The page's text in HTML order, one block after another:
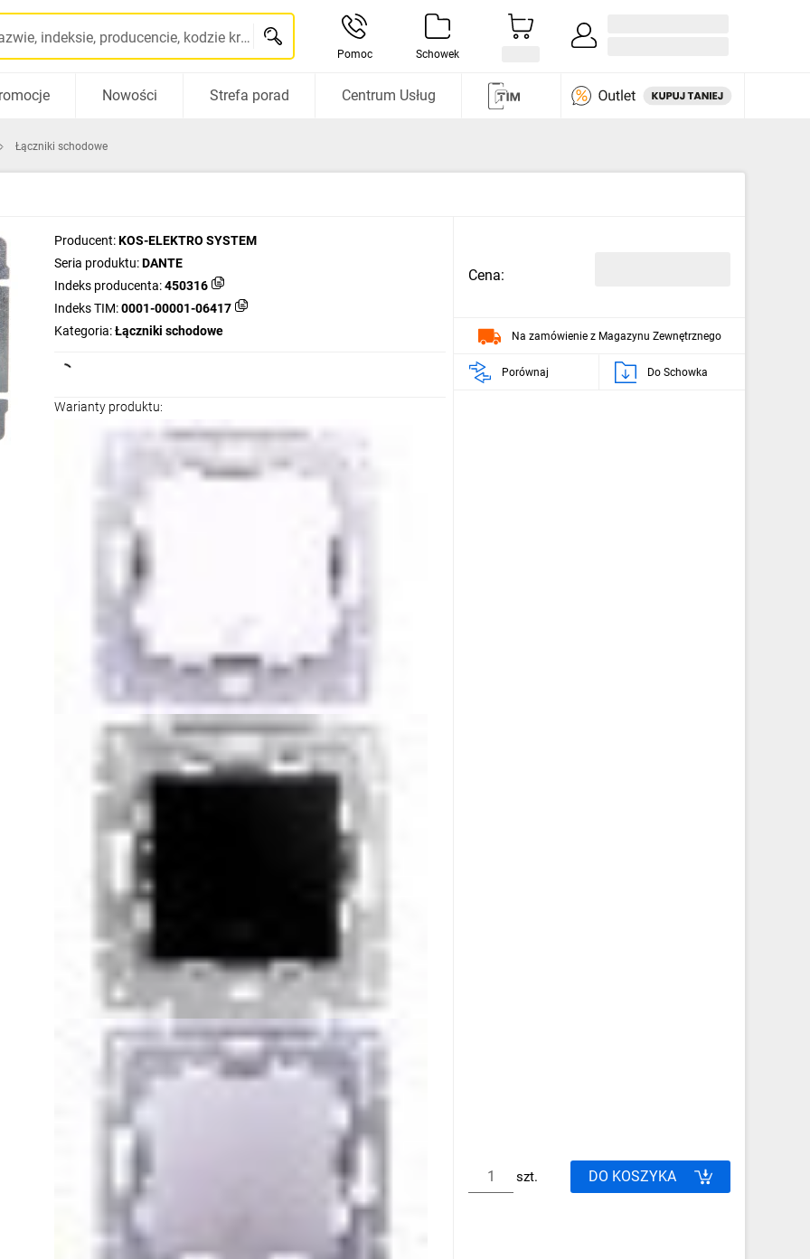
Szukaj po nazwie, indeksie, producencie, kodzie kreskowym...
Pomoc Schowek
Nowości Strefa porad Centrum Usług
Łączniki schodowe
Producent:KOS-ELEKTRO SYSTEM
Seria produktu:DANTE
Indeks producenta:450316
Indeks TIM:0001-00001-06417
Kategoria:Łączniki schodowe
Warianty produktu:
Cena:
Na zamówienie z Magazynu Zewnętrznego
Porównaj Do Schowka
szt. DO KOSZYKA